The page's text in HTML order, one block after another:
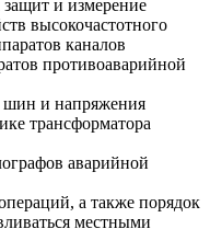
и измерение
высокочастотного
каналов
противоаварийной
шин и напряжения
трансформатора
аварийной
а также порядок
местными